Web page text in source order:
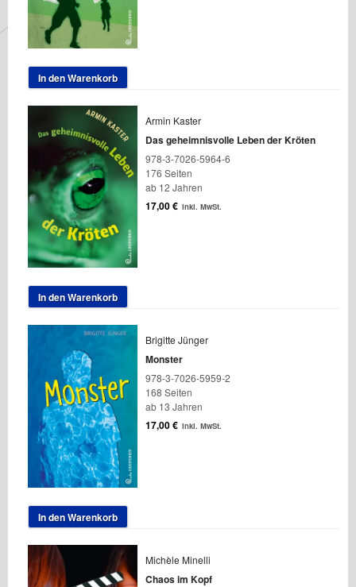
In den Warenkorb
Armin Kaster
Das geheimnisvolle Leben der Kröten
978-3-7026-5964-6
176 Seiten
ab 12 Jahren
17,00€ inkl. MwSt.
In den Warenkorb
Brigitte Jünger
Monster
978-3-7026-5959-2
168 Seiten
ab 13 Jahren
17,00€ inkl. MwSt.
In den Warenkorb
Michèle Minelli
Chaos im Kopf